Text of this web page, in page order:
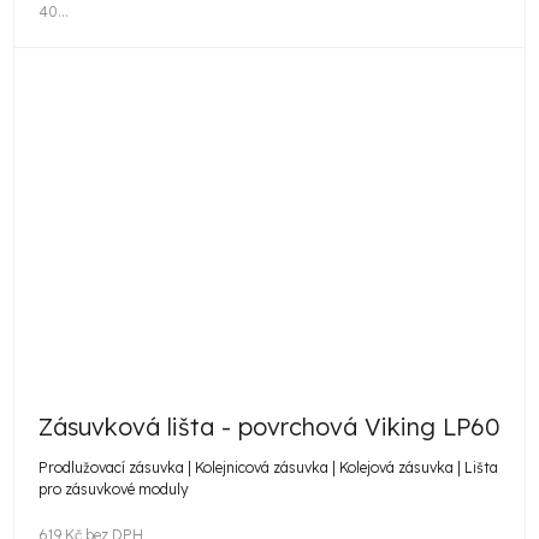
40...
Zásuvková lišta - povrchová Viking LP60
Prodlužovací zásuvka | Kolejnicová zásuvka | Kolejová zásuvka | Lišta
pro zásuvkové moduly
619 Kč bez DPH